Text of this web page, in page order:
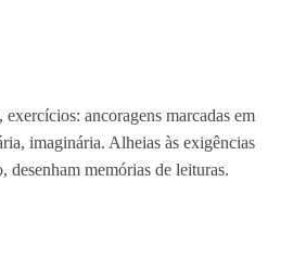
exercícios: ancoragens marcadas em
imaginária. Alheias às exigências
desenham memórias de leituras.